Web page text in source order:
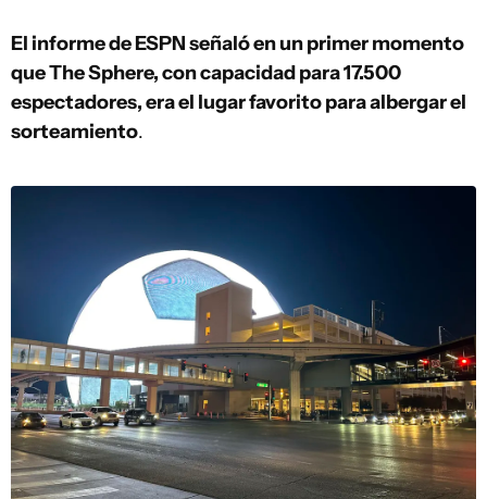
El informe de ESPN señaló en un primer momento
que The Sphere, con capacidad para 17.500
espectadores, era el lugar favorito para albergar el
sorteamiento.